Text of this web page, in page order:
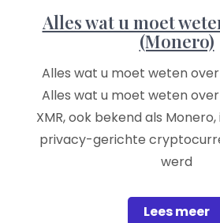
Alles wat u moet
(Monero)
Alles wat u moet weten
Alles wat u moet weten
XMR, ook bekend als
privacy-gerichte
werd
Lees meer